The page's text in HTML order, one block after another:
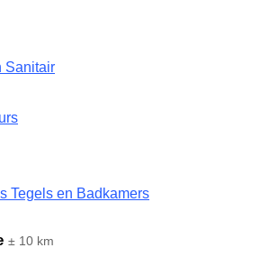
Sanitair
Tegels en Badkamers
± 10 km